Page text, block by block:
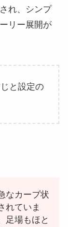
れ、シンプ
リー展開が
と設定の
なカーブ状
れていま
足場もほと